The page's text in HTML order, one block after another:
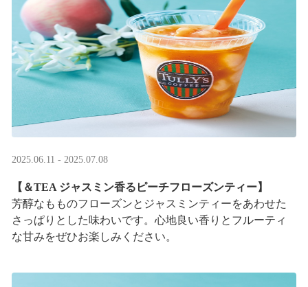
2025.06.11 - 2025.07.08
【＆TEA ジャスミン香るピーチフローズンティー】
芳醇なもものフローズンとジャスミンティーをあわせた
さっぱりとした味わいです。心地良い香りとフルーティ
な甘みをぜひお楽しみください。